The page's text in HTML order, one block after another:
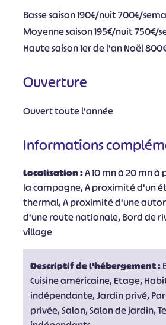
Basse saison 190€/nuit 700€/
Moyenne saison 195€/nuit 750€/
Haute saison 1er de l'an Noël
Ouverture
Ouvert toute l'année
Informations
Localisation :A 10 mn à 20 mn à
la campagne, A proximité d'un
thermal, A proximité d'une
d'une route nationale, Bord de
village
Descriptif de l'hébergement :
Cuisine américaine, Etage,
indépendante, Jardin privé,
privée, Salon, Salon de jardin,